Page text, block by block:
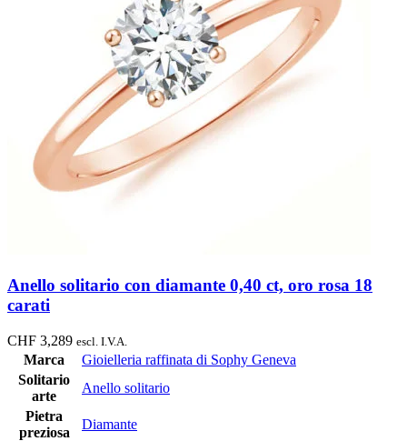
Anello solitario con diamante 0,40 ct, oro rosa 18
carati
CHF 3,289 escl. I.V.A.
Marca
Gioielleria raffinata di Sophy Geneva
Solitario
arte
Anello solitario
Pietra
preziosa
Diamante